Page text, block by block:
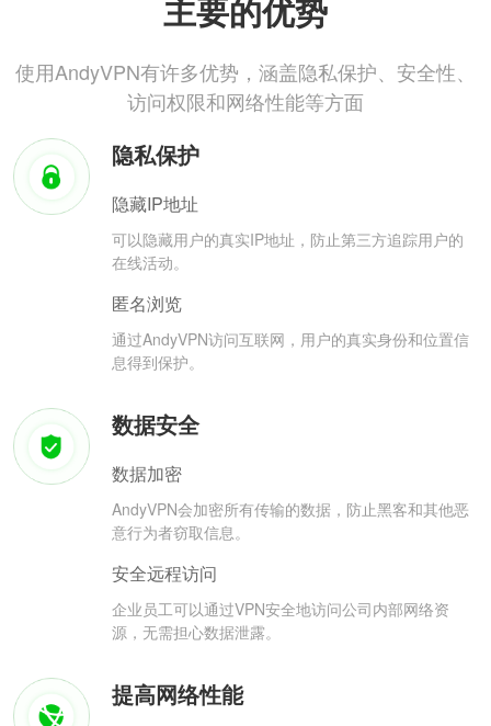
主要的优势
使用AndyVPN有许多优势，涵盖隐私保护、安全性、
访问权限和网络性能等方面
隐私保护
隐藏IP地址
可以隐藏用户的真实IP地址，防止第三方追踪用户的
在线活动。
匿名浏览
通过AndyVPN访问互联网，用户的真实身份和位置信
息得到保护。
数据安全
数据加密
AndyVPN会加密所有传输的数据，防止黑客和其他恶
意行为者窃取信息。
安全远程访问
企业员工可以通过VPN安全地访问公司内部网络资
源，无需担心数据泄露。
提高网络性能